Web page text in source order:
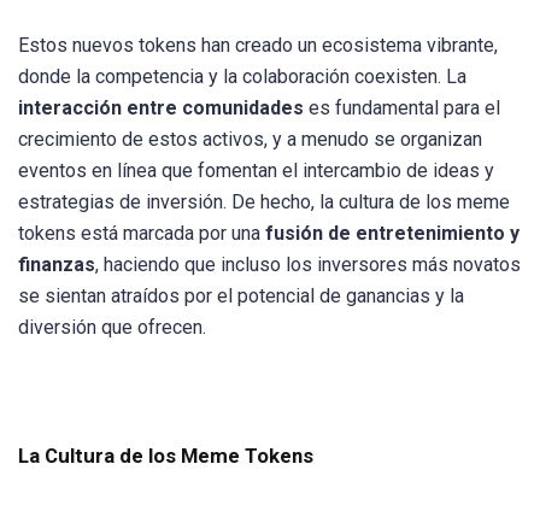
Estos nuevos tokens han creado un ecosistema vibrante,
donde la competencia y la colaboración coexisten. La
interacción entre comunidades es fundamental para el
crecimiento de estos activos, y a menudo se organizan
eventos en línea que fomentan el intercambio de ideas y
estrategias de inversión. De hecho, la cultura de los meme
tokens está marcada por una fusión de entretenimiento y
finanzas, haciendo que incluso los inversores más novatos
se sientan atraídos por el potencial de ganancias y la
diversión que ofrecen.
La Cultura de los Meme Tokens